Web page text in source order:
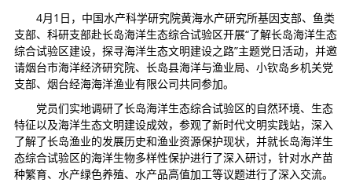
4月1日，中国水产科学研究院黄海水产研究所基因支部、鱼类
支部、科研支部赴长岛海洋生态综合试验区开展“了解长岛海洋生态
综合试验区建设，探寻海洋生态文明建设之路”主题党日活动，并邀
请烟台市海洋经济研究院、长岛县海洋与渔业局、小钦岛乡机关党
支部、烟台经海海洋渔业有限公司共同参加。
党员们实地调研了长岛海洋生态综合试验区的自然环境、生态
特征以及海洋生态文明建设成效，参观了新时代文明实践站，深入
了解了长岛渔业的发展历史和渔业资源保护现状，并就长岛海洋生
态综合试验区的海洋生物多样性保护进行了深入研讨，针对水产苗
种繁育、水产绿色养殖、水产品高值加工等议题进行了深入交流。